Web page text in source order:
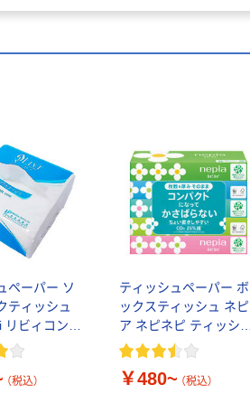
ペーパー ソ
ティッシュ
ビィコンパ
シュ ユニバ
（税込）
ティッシュペーパー ボ
ックスティッシュ ネピ
ア ネピネピ ティッシュ
200組・150組 王子ネピ
￥480~ （税込）